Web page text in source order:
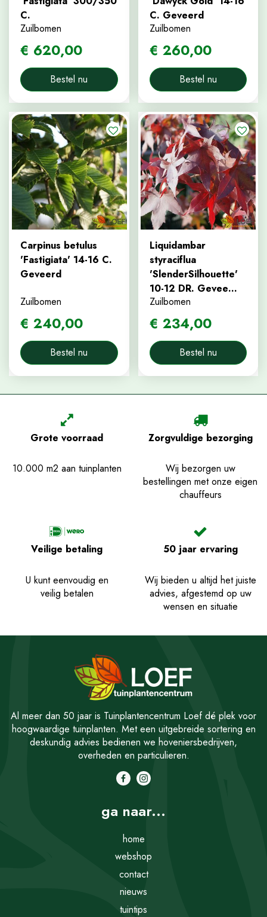
C.
Zuilbomen
€ 620,00
Bestel nu
C. Geveerd
Zuilbomen
€ 260,00
Bestel nu
Carpinus betulus
'Fastigiata' 14-16 C.
Geveerd
Zuilbomen
€ 240,00
Bestel nu
Liquidambar
styraciflua
'SlenderSilhouette'
10-12 DR. Gevee…
Zuilbomen
€ 234,00
Bestel nu
Grote voorraad
10.000 m2 aan tuinplanten
Zorgvuldige bezorging
Wij bezorgen uw
bestellingen met onze eigen
chauffeurs
Veilige betaling
U kunt eenvoudig en
veilig betalen
50 jaar ervaring
Wij bieden u altijd het juiste
advies, afgestemd op uw
wensen en situatie
Al meer dan 50 jaar is Tuinplantencentrum Loef dé plek voor
hoogwaardige tuinplanten. Met een uitgebreide sortering en
deskundig advies bedienen we hoveniersbedrijven,
overheden en particulieren.
ga naar...
home
webshop
contact
nieuws
tuintips